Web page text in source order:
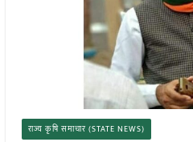
राज्य कृषि समाचार (STATE NEWS)